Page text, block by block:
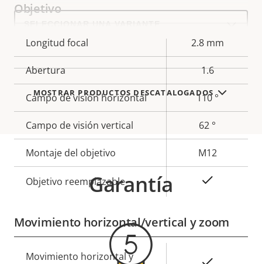
Objetivo
Descripción
de
propiedad
la
Longitud focal 2.8 mm
Abertura 1.6
Campo de visión horizontal 110 °
Campo de visión vertical 62 °
Montaje del objetivo M12
Objetivo reemplazable
Movimiento horizontal/vertical y zoom
Descripción
Valor de
Movimiento horizontal y
Select
product
variant:
MOSTRAR PRODUCTOS DESCATALOGADOS
Garantía